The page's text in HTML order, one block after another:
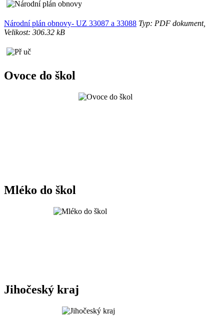
Národní plán obnovy- UZ 33087 a 33088 Typ: PDF dokument,
Velikost: 306.32 kB
Ovoce do škol
Mléko do škol
Jihočeský kraj